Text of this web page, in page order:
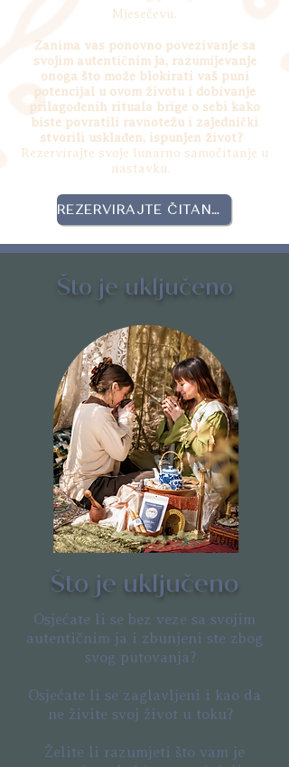
Mjesečevu.
Zanima vas ponovno povezivanje sa
svojim autentičnim ja, razumijevanje
onoga što može blokirati vaš puni
potencijal u ovom životu i dobivanje
prilagođenih rituala brige o sebi kako
biste povratili ravnotežu i zajednički
stvorili usklađen, ispunjen život?
Rezervirajte svoje lunarno samočitanje u
nastavku.
REZERVIRAJTE ČITANJE
Što je uključeno
Što je uključeno
Osjećate li se bez veze sa svojim
autentičnim ja i zbunjeni ste zbog
svog putovanja?
Osjećate li se zaglavljeni i kao da
ne živite svoj život u toku?
Želite li razumjeti što vam je